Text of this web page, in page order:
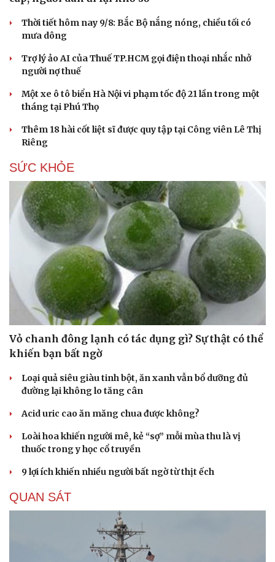
Thời tiết hôm nay 9/8: Bắc Bộ nắng nóng, chiều tối có
mưa dông
Trợ lý ảo AI của Thuế TP.HCM gọi điện thoại nhắc nhở
người nợ thuế
Một xe ô tô biển Hà Nội vi phạm tốc độ 21 lần trong một
tháng tại Phú Thọ
Thêm 18 hài cốt liệt sĩ được quy tập tại Công viên Lê Thị
Riêng
SỨC KHỎE
Vỏ chanh đông lạnh có tác dụng gì? Sự thật có thể
khiến bạn bất ngờ
Loại quả siêu giàu tinh bột, ăn xanh vẫn bổ dưỡng đủ
đường lại không lo tăng cân
Acid uric cao ăn măng chua được không?
Loài hoa khiến người mê, kẻ “sợ” mỗi mùa thu là vị
thuốc trong y học cổ truyền
9 lợi ích khiến nhiều người bất ngờ từ thịt ếch
QUAN SÁT